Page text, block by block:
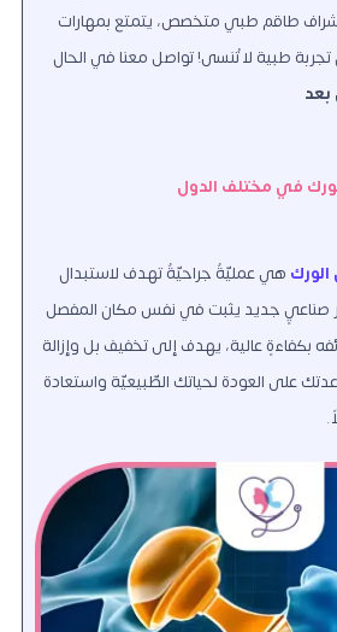
طاقم طبي متخصص، يتمتع بمهارات
طبية لا تُنسى! تواصل معنا في الحال
في مختلف الدول
هي عمليّةٌ جراحيّةٌ تهدف لاستبدال
صناعيٍ جديد يثبت في نفس مكان المفصل
بكفاءةٍ عالية، يهدف إلى تخفيف بل وإزالة
على العودة لحياتك الطّبيعيّة واستعادة